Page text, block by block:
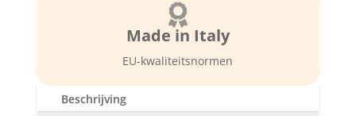

Made in Italy
EU-kwaliteitsnormen
Beschrijving